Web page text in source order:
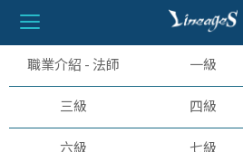
職業介紹 - 法師 一級
三級 四級
六級 七級